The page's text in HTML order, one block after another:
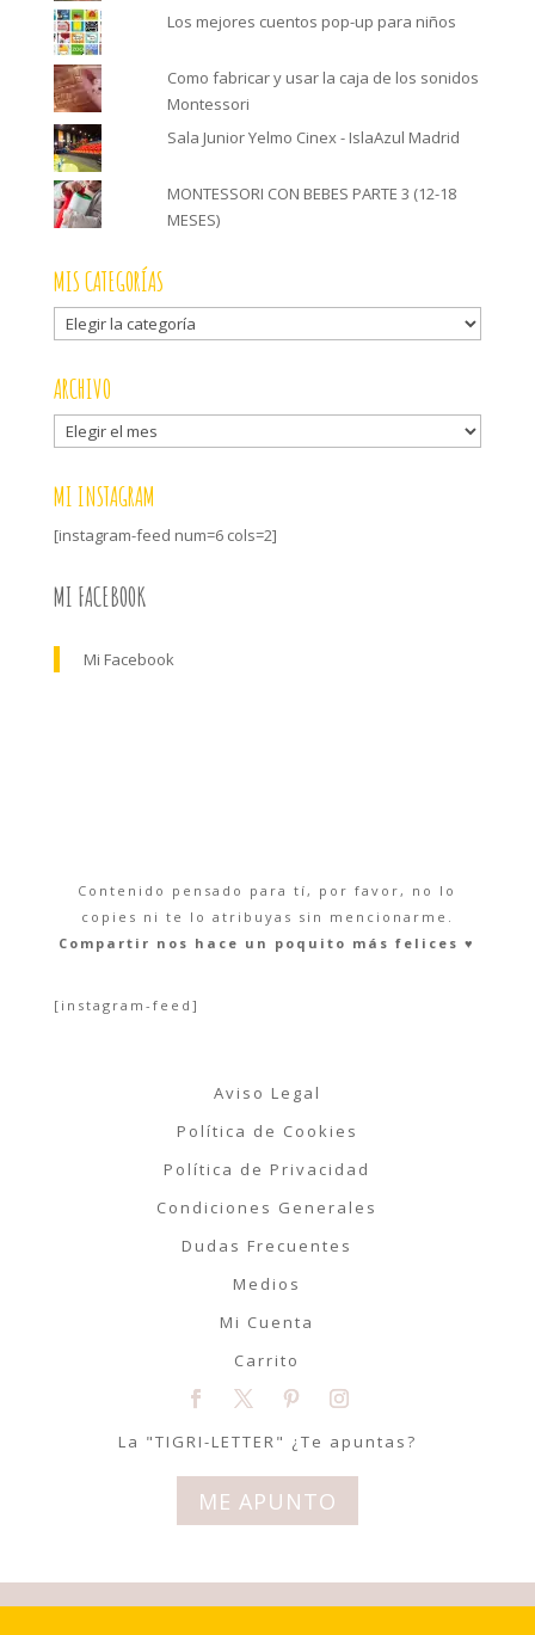
Los mejores cuentos pop-up para niños
Como fabricar y usar la caja de los sonidos
Montessori
Sala Junior Yelmo Cinex - IslaAzul Madrid
MONTESSORI CON BEBES PARTE 3 (12-18
MESES)
MIS CATEGORÍAS
Mis
categorías
ARCHIVO
Archivo
MI INSTAGRAM
[instagram-feed num=6 cols=2]
MI FACEBOOK
Mi Facebook
Contenido pensado para tí, por favor, no lo
copies ni te lo atribuyas sin mencionarme.
Compartir nos hace un poquito más felices ♥︎
[instagram-feed]
Aviso Legal
Política de Cookies
Política de Privacidad
Condiciones Generales
Dudas Frecuentes
Medios
Mi Cuenta
Carrito
La "TIGRI-LETTER" ¿Te apuntas?
ME APUNTO